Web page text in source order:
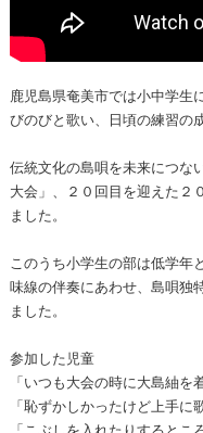
鹿児島県奄美市では小中学生
びのびと歌い、日頃の練習の
伝統文化の島唄を未来につな
大会」、２０回目を迎えた２
ました。
このうち小学生の部は低学年
味線の伴奏にあわせ、島唄独
ました。
参加した児童
「いつも大会の時に大島紬を
「恥ずかしかったけど上手に